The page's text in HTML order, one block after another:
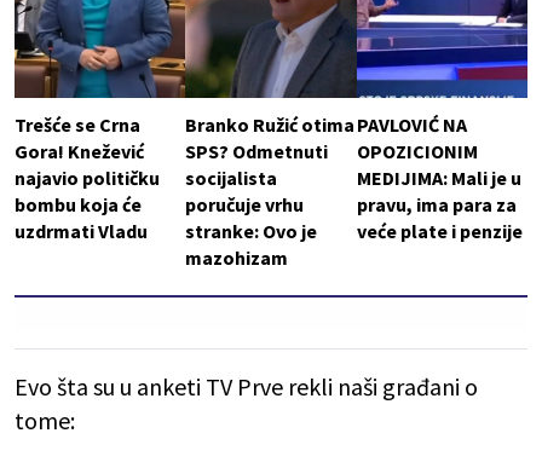
Trešće se Crna
Gora! Knežević
najavio političku
bombu koja će
uzdrmati Vladu
Branko Ružić otima
SPS? Odmetnuti
socijalista
poručuje vrhu
stranke: Ovo je
mazohizam
PAVLOVIĆ NA
OPOZICIONIM
MEDIJIMA: Mali je u
pravu, ima para za
veće plate i penzije
Evo šta su u anketi TV Prve rekli naši građani o
tome: